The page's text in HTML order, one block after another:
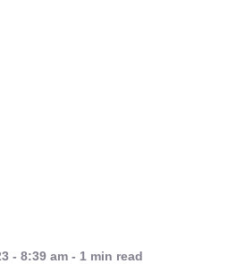
- 8:39 am - 1 min read